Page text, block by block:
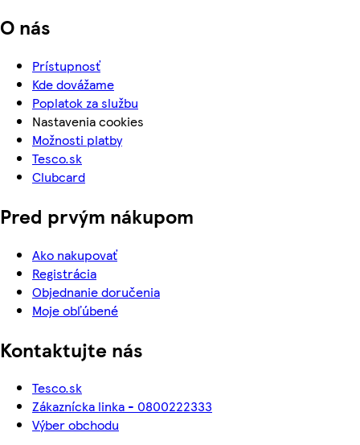
O nás
Prístupnosť
Kde dovážame
Poplatok za službu
Nastavenia cookies
Možnosti platby
Tesco.sk
Clubcard
Pred prvým nákupom
Ako nakupovať
Registrácia
Objednanie doručenia
Moje obľúbené
Kontaktujte nás
Tesco.sk
Zákaznícka linka - 0800222333
Výber obchodu